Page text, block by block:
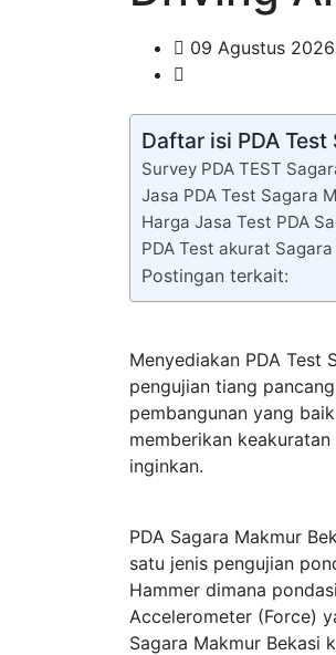
09 Agustus 2026
Daftar isi PDA
Survey PDA TEST
Jasa PDA Test Sagara
Harga Jasa Test PDA
PDA Test akurat
Postingan terkait:
Menyediakan PDA Test
pengujian tiang
pembangunan yang
memberikan
inginkan.
PDA Sagara Makmur
satu jenis pengujian
Hammer dimana
Accelerometer (Force)
Sagara Makmur Bekasi